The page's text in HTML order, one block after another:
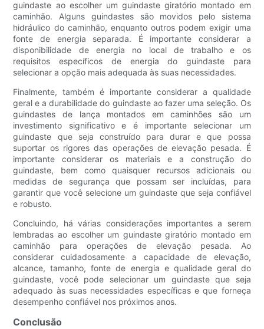
guindaste ao escolher um guindaste giratório montado em
caminhão. Alguns guindastes são movidos pelo sistema
hidráulico do caminhão, enquanto outros podem exigir uma
fonte de energia separada. É importante considerar a
disponibilidade de energia no local de trabalho e os
requisitos específicos de energia do guindaste para
selecionar a opção mais adequada às suas necessidades.
Finalmente, também é importante considerar a qualidade
geral e a durabilidade do guindaste ao fazer uma seleção. Os
guindastes de lança montados em caminhões são um
investimento significativo e é importante selecionar um
guindaste que seja construído para durar e que possa
suportar os rigores das operações de elevação pesada. É
importante considerar os materiais e a construção do
guindaste, bem como quaisquer recursos adicionais ou
medidas de segurança que possam ser incluídas, para
garantir que você selecione um guindaste que seja confiável
e robusto.
Concluindo, há várias considerações importantes a serem
lembradas ao escolher um guindaste giratório montado em
caminhão para operações de elevação pesada. Ao
considerar cuidadosamente a capacidade de elevação,
alcance, tamanho, fonte de energia e qualidade geral do
guindaste, você pode selecionar um guindaste que seja
adequado às suas necessidades específicas e que forneça
desempenho confiável nos próximos anos.
Conclusão